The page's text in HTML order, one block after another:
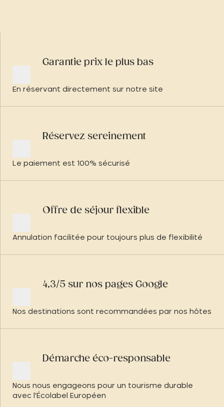
Garantie prix le plus bas
En réservant directement sur notre site
Réservez sereinement
Le paiement est 100% sécurisé
Offre de séjour flexible
Annulation facilitée pour toujours plus de flexibilité
4,3/5 sur nos pages Google
Nos destinations sont recommandées par nos hôtes
Démarche éco-responsable
Nous nous engageons pour un tourisme durable
avec l'Écolabel Européen